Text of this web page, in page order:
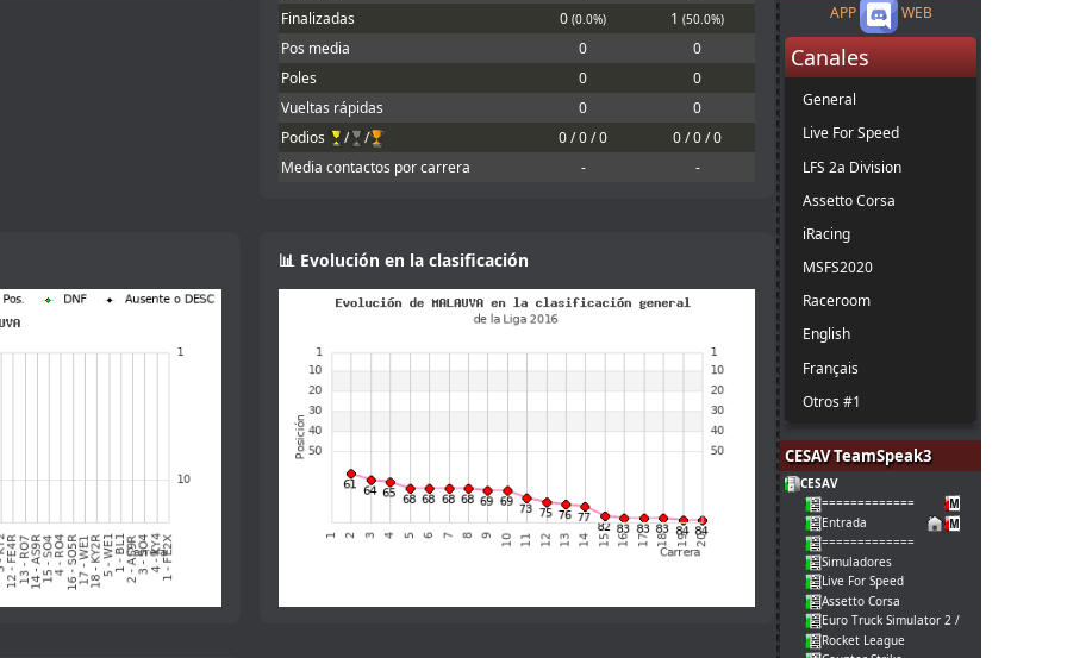
de momento he adaptado un poco
setup para rodar un poco e
quiero comprarme uno de verdad :-
una pista algo más grande y si tanto
Finalizadas
0 (0.0%) 1 (50.0%)
Pos media 0
0
Poles
0
0
Vueltas rápidas
0
0
Podios
/ / 0 / 0 / 0
0 / 0 / 0
Media contactos por carrera
- -
📊 Evolución en la clasificación
APP WEB
Canales
General
Live For Speed
LFS 2a Division
Assetto Corsa
iRacing
MSFS2020
Raceroom
English
Français
Otros #1
CESAV TeamSpeak3
CESAV
=============
Entrada
=============
Simuladores
Live For Speed
Assetto Corsa
Euro Truck Simulator 2 / American Truck
Rocket League